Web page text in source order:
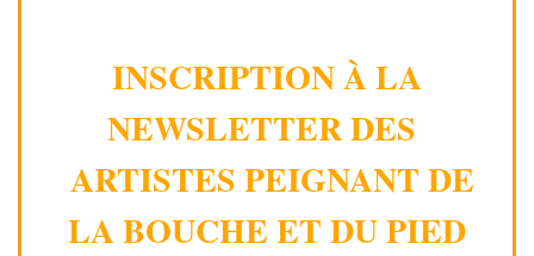
INSCRIPTION À LA
NEWSLETTER DES
ARTISTES PEIGNANT DE
LA BOUCHE ET DU PIED